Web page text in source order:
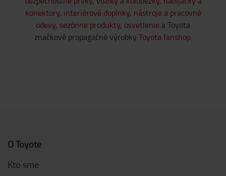
konektory, interiérové doplnky, nástroje a pracovné
odevy, sezónne produkty, osvetlenie a Toyota
značkové propagačné výrobky Toyota fanshop.
O Toyote
Kto sme